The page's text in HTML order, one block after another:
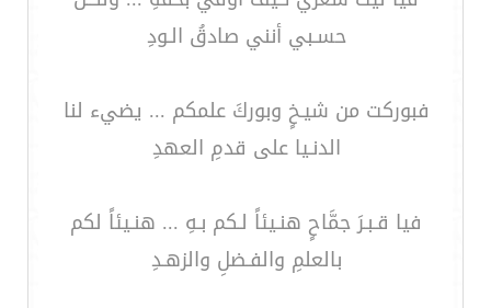
حسـبي أنني صادقُ الـودِ
فبوركت من شيـخٍ وبوركَ علمكم ... يضيء لنا
الدنـيا على قدمِ العهدِ
فيا قـبـرَ جمَّاحٍ هنـيئاً لـكم بـهِ ... هنـيئاً لكم
بالعلمِ والفـضلِ والزهـدِ